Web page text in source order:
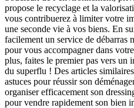
propose le recyclage et la
vous contribuerez à limiter votre
une seconde vie à vos biens. En
facilement un service de débarras
pour vous accompagner dans
plus, faites le premier pas vers un
du superflu ! Des articles
astuces pour réussir son
organiser efficacement son
pour vendre rapidement son bien